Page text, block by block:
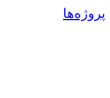
پروژه‌ها